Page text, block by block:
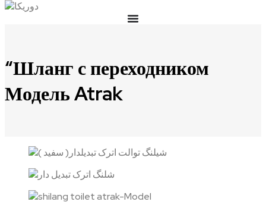
“Шланг с переходником
Модель Atrak